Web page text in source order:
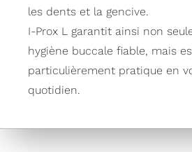
les dents et la gencive.
I-Prox L garantit ainsi non
hygiène buccale fiable, mais
particulièrement pratique en
quotidien.